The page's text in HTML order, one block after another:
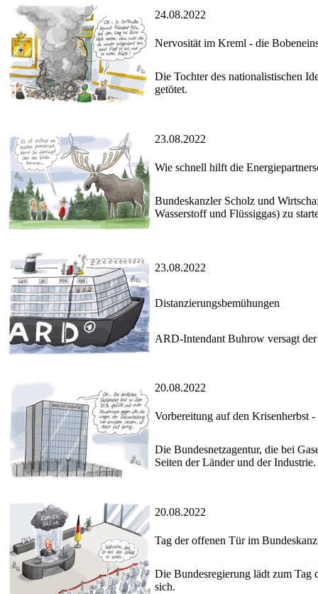
24.08.2022
Nervosität im Kreml - die
Die Tochter des nationalistischen
getötet.
23.08.2022
Wie schnell hilft die
Bundeskanzler Scholz und
Wasserstoff und Flüssiggas) zu
23.08.2022
Distanzierungsbemühungen
ARD-Intendant Buhrow versagt der
20.08.2022
Vorbereitung auf den Krisenherbst -
Die Bundesnetzagentur, die bei
Seiten der Länder und der Industrie.
20.08.2022
Tag der offenen Tür im
Die Bundesregierung lädt zum Tag
sich.